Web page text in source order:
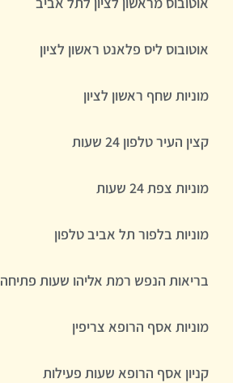
אוטובוס ליס פלאנט ראשון לציון
מוניות שחף ראשון לציון
קצין העיר טלפון 24 שעות
מוניות צפת 24 שעות
מוניות בלפור תל אביב טלפון
בריאות הנפש רמת אליהו שעות פתיחה
מוניות אסף הרופא צריפין
קניון אסף הרופא שעות פעילות